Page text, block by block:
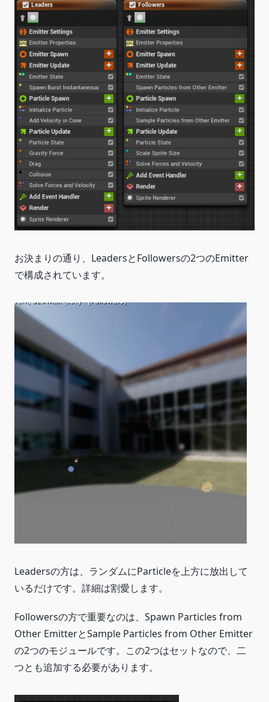
お決まりの通り、LeadersとFollowersの2つのEmitter
で構成されています。
Leadersの方は、ランダムにParticleを上方に放出して
いるだけです。詳細は割愛します。
Followersの方で重要なのは、Spawn Particles from
Other EmitterとSample Particles from Other Emitter
の2つのモジュールです。この2つはセットなので、二
つとも追加する必要があります。